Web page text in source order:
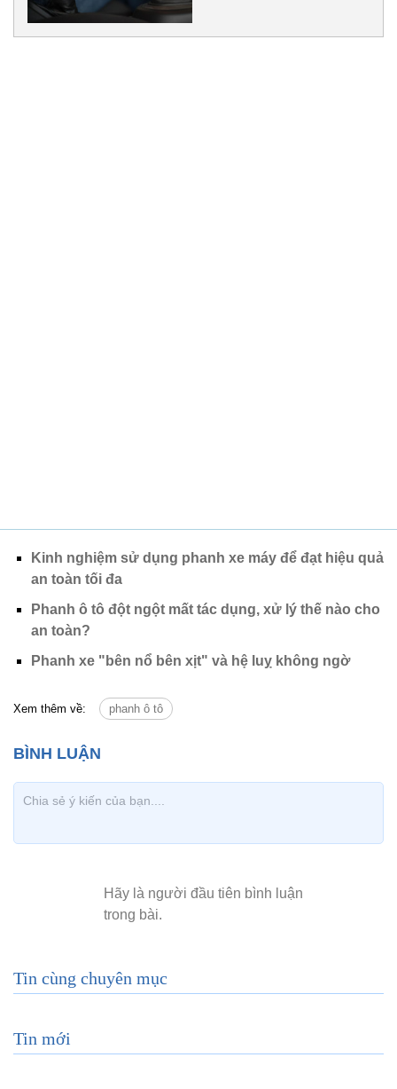
Kinh nghiệm sử dụng phanh xe máy để đạt hiệu quả
an toàn tối đa
Phanh ô tô đột ngột mất tác dụng, xử lý thế nào cho
an toàn?
Phanh xe "bên nổ bên xịt" và hệ luỵ không ngờ
Xem thêm về: phanh ô tô
Tin cùng chuyên mục
Tin mới